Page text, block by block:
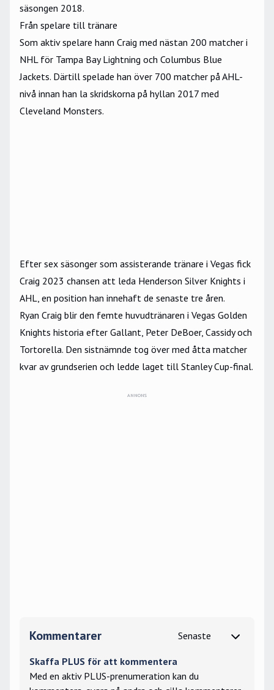
säsongen 2018.
Från spelare till tränare
Som aktiv spelare hann Craig med nästan 200 matcher i
NHL för Tampa Bay Lightning och Columbus Blue
Jackets. Därtill spelade han över 700 matcher på AHL-
nivå innan han la skridskorna på hyllan 2017 med
Cleveland Monsters.
Efter sex säsonger som assisterande tränare i Vegas fick
Craig 2023 chansen att leda Henderson Silver Knights i
AHL, en position han innehaft de senaste tre åren.
Ryan Craig blir den femte huvudtränaren i Vegas Golden
Knights historia efter Gallant, Peter DeBoer, Cassidy och
Tortorella. Den sistnämnde tog över med åtta matcher
kvar av grundserien och ledde laget till Stanley Cup-final.
Kommentarer
Skaffa PLUS för att kommentera
Med en aktiv PLUS-prenumeration kan du